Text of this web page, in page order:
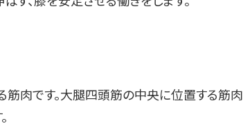
筋肉です。大腿四頭筋の中央に位置する筋肉